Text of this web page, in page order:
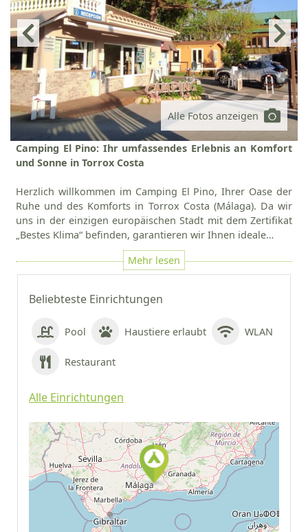
Beliebteste Einrichtungen
Pool Haustiere erlaubt WLAN
Restaurant
Alle Einrichtungen
Auf Google Maps
Alle Fotos anzeigen
Camping El Pino: Ihr umfassendes Erlebnis an Komfort
und Sonne in Torrox Costa
Herzlich willkommen im Camping El Pino, Ihrer Oase der
Ruhe und des Komforts in Torrox Costa (Málaga). Da wir
uns in der einzigen europäischen Stadt mit dem Zertifikat
„Bestes Klima“ befinden, garantieren wir Ihnen ideale…